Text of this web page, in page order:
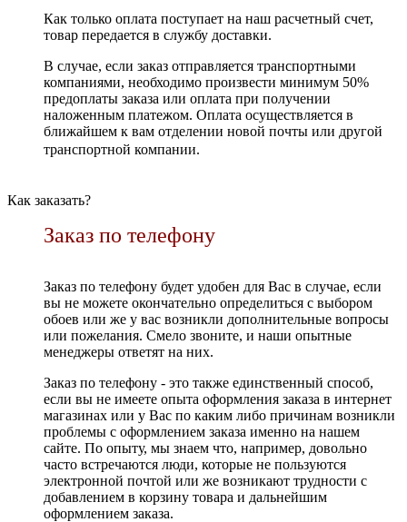
Как только оплата поступает на наш расчетный счет,
товар передается в службу доставки.
В случае, если заказ отправляется транспортными
компаниями, необходимо произвести минимум 50%
предоплаты заказа или оплата при получении
наложенным платежом. Оплата осуществляется в
ближайшем к вам отделении новой почты или другой
транспортной компании.
Как заказать?
Заказ по телефону
Заказ по телефону будет удобен для Вас в случае, если
вы не можете окончательно определиться с выбором
обоев или же у вас возникли дополнительные вопросы
или пожелания. Смело звоните, и наши опытные
менеджеры ответят на них.
Заказ по телефону - это также единственный способ,
если вы не имеете опыта оформления заказа в интернет
магазинах или у Вас по каким либо причинам возникли
проблемы с оформлением заказа именно на нашем
сайте. По опыту, мы знаем что, например, довольно
часто встречаются люди, которые не пользуются
электронной почтой или же возникают трудности с
добавлением в корзину товара и дальнейшим
оформлением заказа.